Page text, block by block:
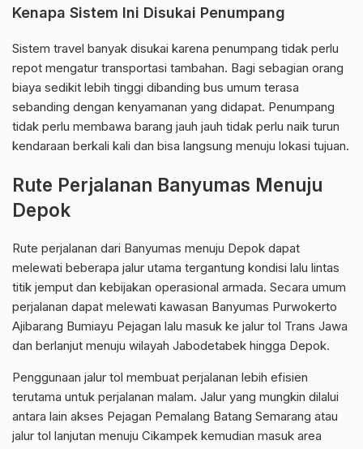
Kenapa Sistem Ini Disukai Penumpang
Sistem travel banyak disukai karena penumpang tidak perlu
repot mengatur transportasi tambahan. Bagi sebagian orang
biaya sedikit lebih tinggi dibanding bus umum terasa
sebanding dengan kenyamanan yang didapat. Penumpang
tidak perlu membawa barang jauh jauh tidak perlu naik turun
kendaraan berkali kali dan bisa langsung menuju lokasi tujuan.
Rute Perjalanan Banyumas Menuju
Depok
Rute perjalanan dari Banyumas menuju Depok dapat
melewati beberapa jalur utama tergantung kondisi lalu lintas
titik jemput dan kebijakan operasional armada. Secara umum
perjalanan dapat melewati kawasan Banyumas Purwokerto
Ajibarang Bumiayu Pejagan lalu masuk ke jalur tol Trans Jawa
dan berlanjut menuju wilayah Jabodetabek hingga Depok.
Penggunaan jalur tol membuat perjalanan lebih efisien
terutama untuk perjalanan malam. Jalur yang mungkin dilalui
antara lain akses Pejagan Pemalang Batang Semarang atau
jalur tol lanjutan menuju Cikampek kemudian masuk area